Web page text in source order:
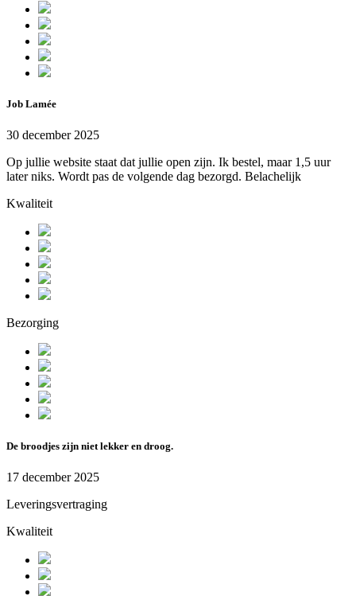
Job Lamée
30 december 2025
Op jullie website staat dat jullie open zijn. Ik bestel, maar 1,5 uur
later niks. Wordt pas de volgende dag bezorgd. Belachelijk
Kwaliteit
Bezorging
De broodjes zijn niet lekker en droog.
17 december 2025
Leveringsvertraging
Kwaliteit